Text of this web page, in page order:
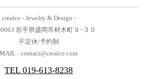
crealce - Jewelry & Design -
岩手県盛岡市材木町９−３０
不定休/予約制
MAIL : contact@crealce.com
TEL019-613-8238